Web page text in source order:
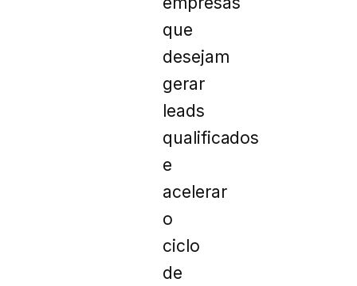
que
desejam
gerar
leads
qualificados
e
acelerar
o
ciclo
de